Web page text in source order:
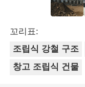
꼬리표:
조립식 강철 구조
창고 조립식 건물